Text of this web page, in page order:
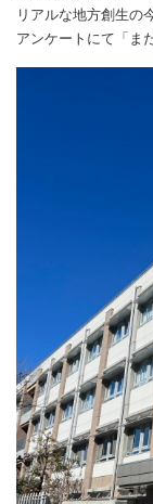
リアルな地方創生の
アンケートにて「ま